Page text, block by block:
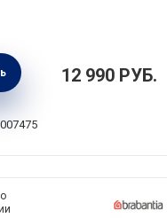
NewIcon, 3л,
112140
12 990 РУБ.